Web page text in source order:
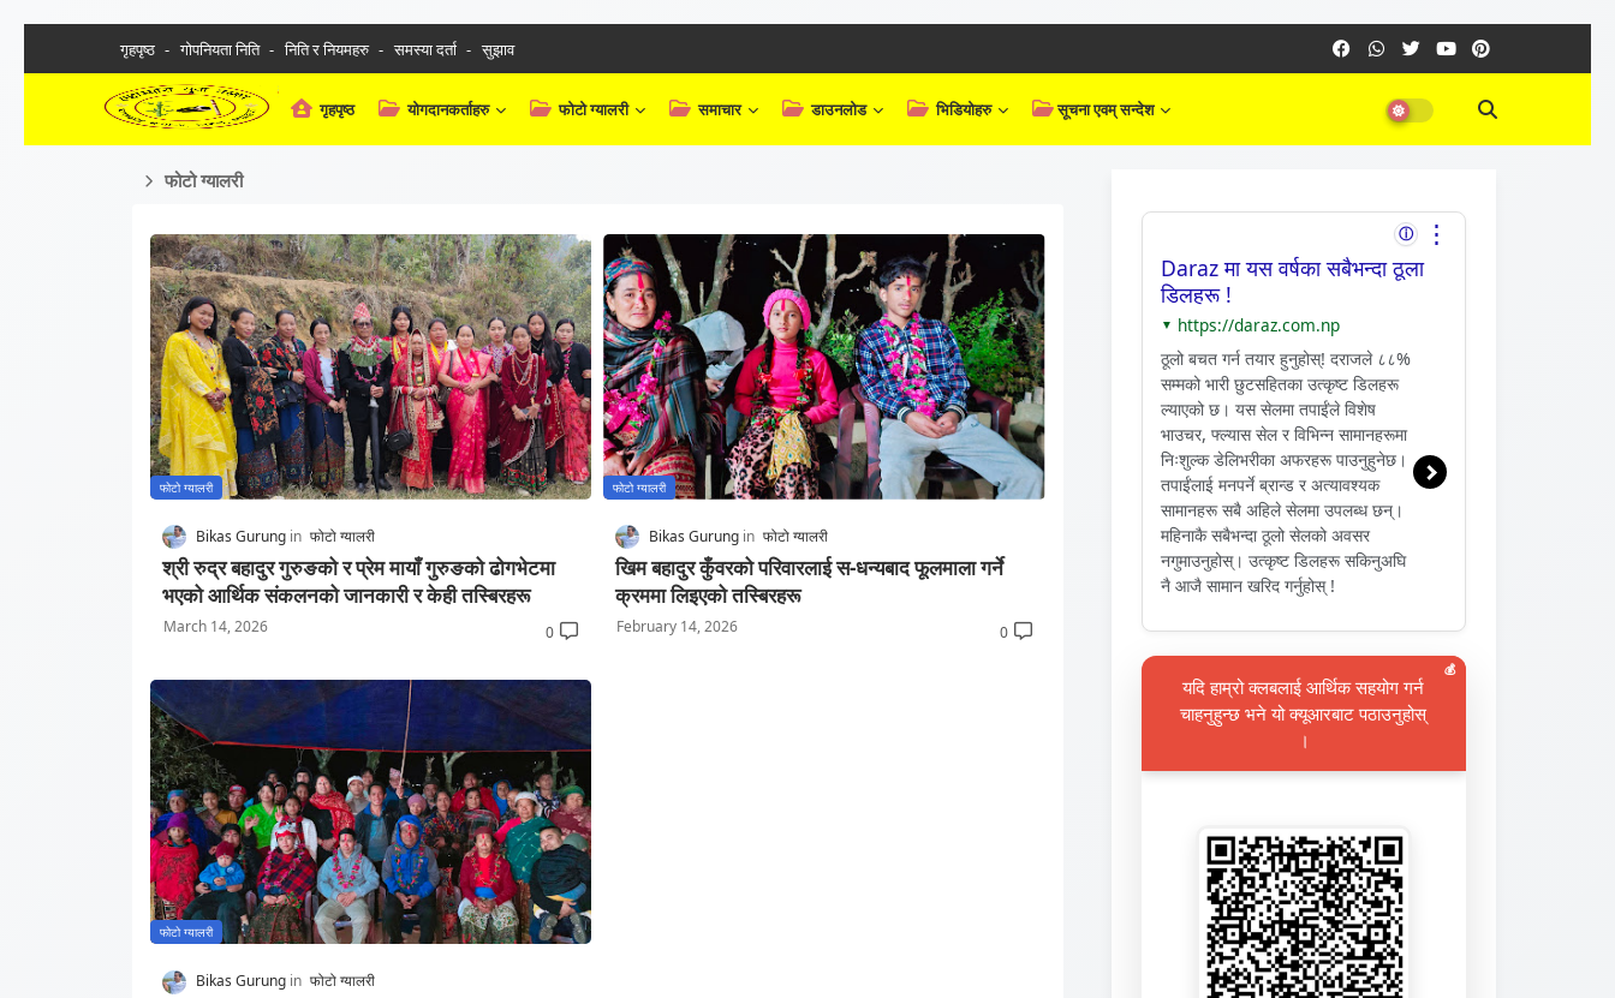
गृहपृष्ठ गोपनियता निति निति र नियमहरु समस्या दर्ता सुझाव
गृहपृष्ठ योगदानकर्ताहरु फोटो ग्यालरी समाचार डाउनलोड भिडियोहरु सूचना एवम् सन्देश
फोटो ग्यालरी
फोटो ग्यालरी
Bikas Gurung फोटो ग्यालरी
श्री रुद्र बहादुर गुरुङको र प्रेम मायाँ गुरुङको ढोगभेटमा
भएको आर्थिक संकलनको जानकारी र केही तस्बिरहरू
March 14, 2026 0
फोटो ग्यालरी
Bikas Gurung फोटो ग्यालरी
खिम बहादुर कुँवरको परिवारलाई स-धन्यबाद फूलमाला गर्ने
क्रममा लिइएको तस्बिरहरू
February 14, 2026 0
फोटो ग्यालरी
Bikas Gurung फोटो ग्यालरी
ⓘ ⋮
Daraz मा यस वर्षका सबैभन्दा ठूला
डिलहरू !
▼ https://daraz.com.np
ठूलो बचत गर्न तयार हुनुहोस्! दराजले ८८%
सम्मको भारी छुटसहितका उत्कृष्ट डिलहरू
ल्याएको छ। यस सेलमा तपाईंले विशेष
भाउचर, फ्ल्यास सेल र विभिन्न सामानहरूमा
निःशुल्क डेलिभरीका अफरहरू पाउनुहुनेछ।
तपाईंलाई मनपर्ने ब्रान्ड र अत्यावश्यक
सामानहरू सबै अहिले सेलमा उपलब्ध छन्।
महिनाकै सबैभन्दा ठूलो सेलको अवसर
नगुमाउनुहोस्। उत्कृष्ट डिलहरू सकिनुअघि
नै आजै सामान खरिद गर्नुहोस् !
यदि हाम्रो क्लबलाई आर्थिक सहयोग गर्न
चाहनुहुन्छ भने यो क्यूआरबाट पठाउनुहोस्
।
💰